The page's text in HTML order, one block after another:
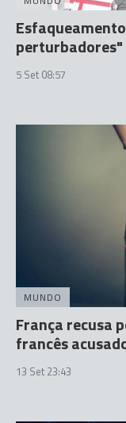
perturbadores"
5 Set 08:57
MUNDO
França recusa
francês
13 Set 23:43